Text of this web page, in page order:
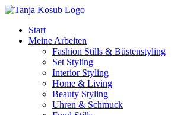
Zum
springenStart
Meine Arbeiten
Fashion Stills & Büstenstyling
Set Styling
Interior Styling
Home & Living
Beauty Styling
Uhren & Schmuck